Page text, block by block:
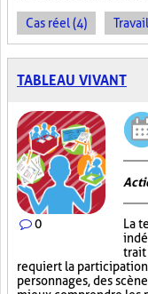
Cas réel (4)
TABLEAU VIVANT
0 La
trait
requiert la
personnages, des